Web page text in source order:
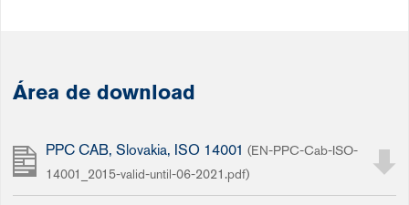
Área de download
PPC CAB, Slovakia, ISO 14001 (EN-PPC-Cab-ISO-
14001_2015-valid-until-06-2021.pdf)